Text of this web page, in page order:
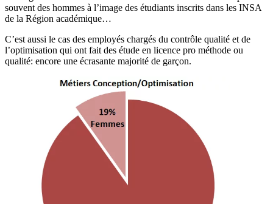
souvent des hommes à l’image des étudiants inscrits dans les INSA
de la Région académique…
C’est aussi le cas des employés chargés du contrôle qualité et de
l’optimisation qui ont fait des étude en licence pro méthode ou
qualité: encore une écrasante majorité de garçon.